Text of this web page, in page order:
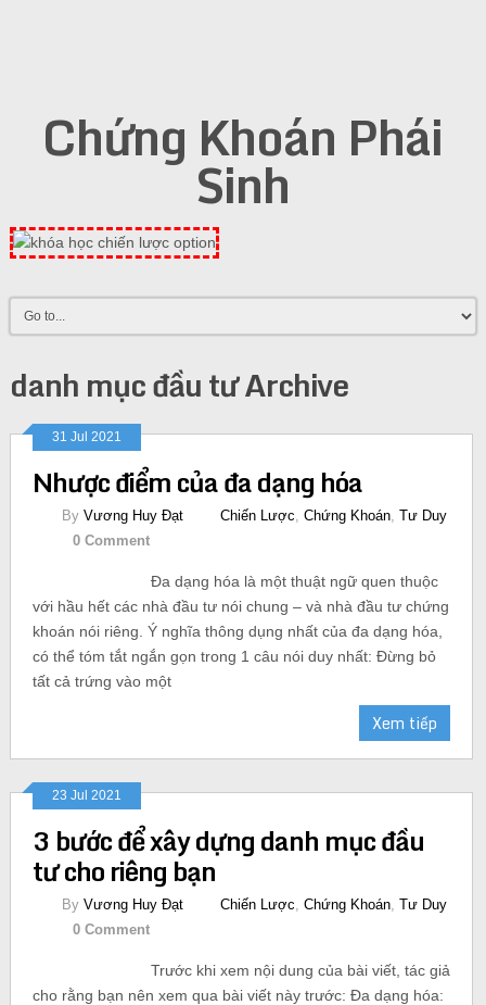
Chứng Khoán Phái
Sinh
danh mục đầu tư Archive
31 Jul 2021
Nhược điểm của đa dạng hóa
By Vương Huy Đạt Chiến Lược Chứng Khoán, Tư Duy
0 Comment
Đa dạng hóa là một thuật ngữ quen thuộc
với hầu hết các nhà đầu tư nói chung – và nhà đầu tư chứng
khoán nói riêng. Ý nghĩa thông dụng nhất của đa dạng hóa,
có thể tóm tắt ngắn gọn trong 1 câu nói duy nhất: Đừng bỏ
tất cả trứng vào một
Xem tiếp
23 Jul 2021
3 bước để xây dựng danh mục đầu
tư cho riêng bạn
By Vương Huy Đạt Chiến Lược Chứng Khoán, Tư Duy
0 Comment
Trước khi xem nội dung của bài viết, tác giả
cho rằng bạn nên xem qua bài viết này trước: Đa dạng hóa: